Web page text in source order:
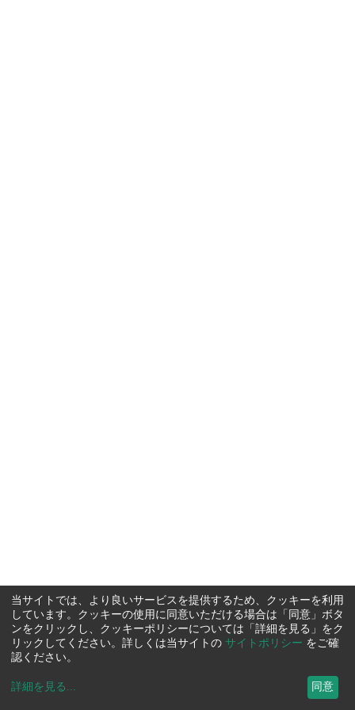
当サイトでは、より良いサービスを提供するため、クッキーを利用
しています。クッキーの使用に同意いただける場合は「同意」ボタ
ンをクリックし、クッキーポリシーについては「詳細を見る」をク
リックしてください。詳しくは当サイトの サイトポリシー をご確
認ください。
詳細を見る ... 同意